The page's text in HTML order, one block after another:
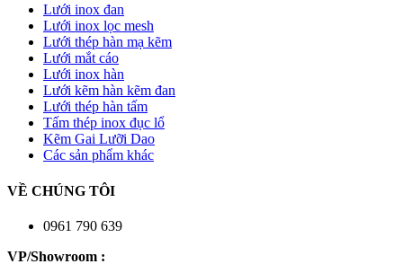
Lưới inox đan
Lưới inox lọc mesh
Lưới thép hàn mạ kẽm
Lưới mắt cáo
Lưới inox hàn
Lưới kẽm hàn kẽm đan
Lưới thép hàn tấm
Tấm thép inox đục lổ
Kẽm Gai Lưỡi Dao
Các sản phẩm khác
VỀ CHÚNG TÔI
0961 790 639
VP/Showroom :